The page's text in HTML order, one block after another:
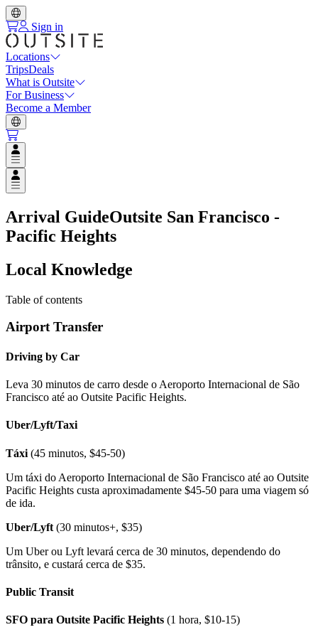
Sign in
Locations
TripsDeals
What is Outsite
For Business
Become a Member
Open user menu
Open user menu
Arrival GuideOutsite San Francisco -
Pacific Heights
Local Knowledge
Table of contents
Airport Transfer
Driving by Car
Leva 30 minutos de carro desde o Aeroporto Internacional de São
Francisco até ao Outsite Pacific Heights.
Uber/Lyft/Taxi
Táxi (45 minutos, $45-50)
Um táxi do Aeroporto Internacional de São Francisco até ao Outsite
Pacific Heights custa aproximadamente $45-50 para uma viagem só
de ida.
Uber/Lyft (30 minutos+, $35)
Um Uber ou Lyft levará cerca de 30 minutos, dependendo do
trânsito, e custará cerca de $35.
Public Transit
SFO para Outsite Pacific Heights (1 hora, $10-15)